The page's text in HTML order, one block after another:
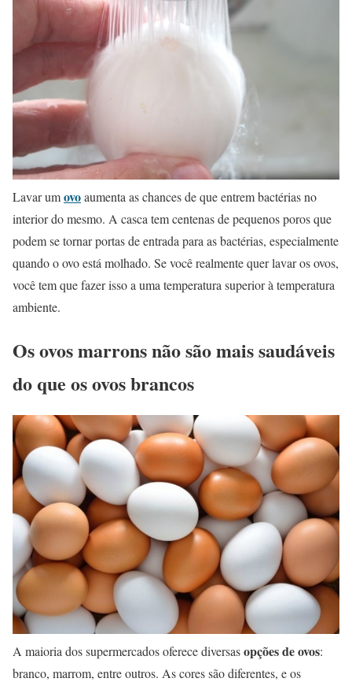
Lavar umovoaumenta as chances de que entrem bactérias no
interior do mesmo. A casca tem centenas de pequenos poros que
podem se tornar portas de entrada para as bactérias, especialmente
quando o ovo está molhado. Se você realmente quer lavar os ovos,
você tem que fazer isso a uma temperatura superior à temperatura
ambiente.
Os ovos marrons não são mais saudáveis
do que os ovos brancos
A maioria dos supermercados oferece diversasopções de ovos:
branco, marrom, entre outros. As cores são diferentes, e os